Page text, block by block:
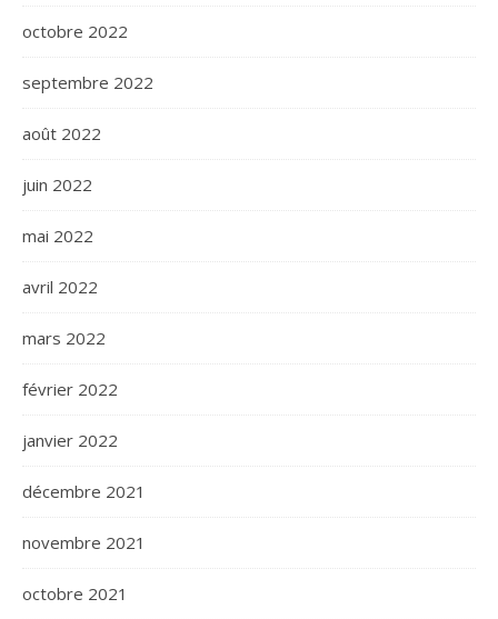
octobre 2022
septembre 2022
août 2022
juin 2022
mai 2022
avril 2022
mars 2022
février 2022
janvier 2022
décembre 2021
novembre 2021
octobre 2021